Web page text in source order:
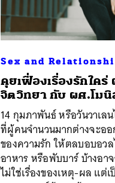
Sex and
คุยเฟื่องเรื่องรักใค
จิตวิทยา กับ ผศ.โมนิ
14 กุมภาพันธ์ หรือวันวาเล
ที่ผู้คนจำนวนมากต่างจะอ
ของความรัก ให้ตลบอบอว
อาหาร หรือพับบาร์ บ้างอา
ไม่ใช่เรื่องของเหตุ-ผล แต่